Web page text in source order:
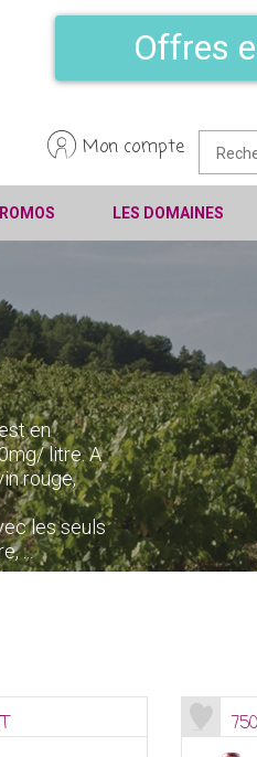
Offres
Mon compte
LES DOMAINES
en
litre. A
rouge,
les seuls
...